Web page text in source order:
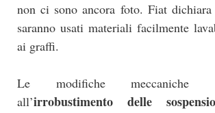
non ci sono ancora foto. Fiat dichiara
saranno usati materiali facilmente
ai graffi.
Le modifiche meccaniche
all’irrobustimento delle